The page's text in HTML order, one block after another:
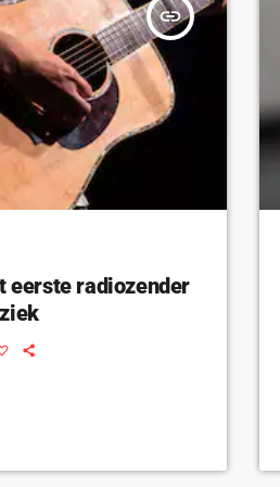
insert_link
eerste radiozender